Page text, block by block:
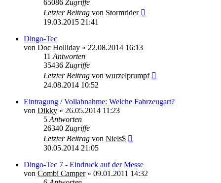
65086 Zugriffe
Letzter Beitrag von Stormrider
19.03.2015 21:41
Dingo-Tec
von Doc Holliday » 22.08.2014 16:13
11 Antworten
35436 Zugriffe
Letzter Beitrag von wurzelprumpf
24.08.2014 10:52
Eintragung / Vollabnahme: Welche Fahrzeugart?
von Dikky » 26.05.2014 11:23
5 Antworten
26340 Zugriffe
Letzter Beitrag von Niels$
30.05.2014 21:05
Dingo-Tec 7 - Eindruck auf der Messe
von Combi Camper» 09.01.2011 14:32